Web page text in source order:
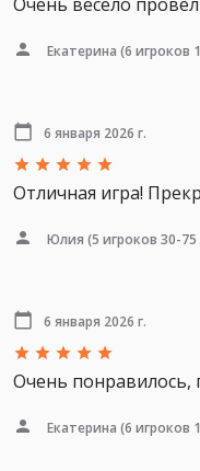
Екатерина (6 игроков
6 января 2026 г.
Отличная игра!
Юлия (5 игроков 30-75
6 января 2026 г.
Очень понравилось,
Екатерина (6 игроков